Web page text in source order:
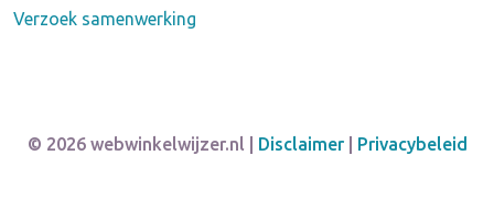
Verzoek samenwerking
© 2026 webwinkelwijzer.nl | Disclaimer| Privacybeleid